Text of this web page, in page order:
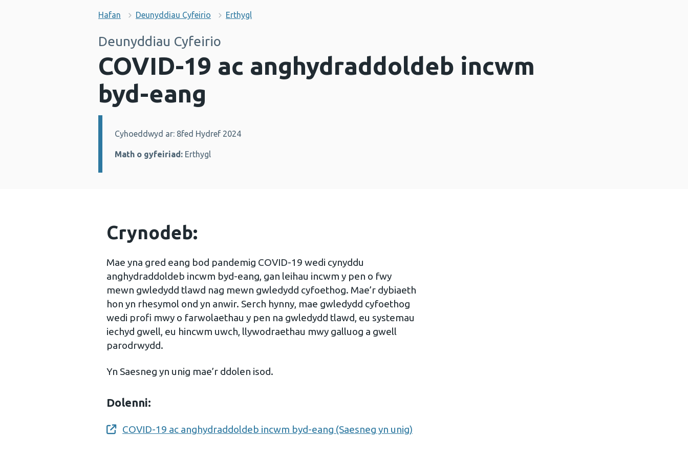
Hafan Deunyddiau Cyfeirio Erthygl
Deunyddiau Cyfeirio
COVID-19 ac anghydraddoldeb incwm
byd-eang
Manylion:
Cyhoeddwyd ar: 8fed Hydref 2024
Math o gyfeiriad: Erthygl
Crynodeb:
Mae yna gred eang bod pandemig COVID-19 wedi cynyddu
anghydraddoldeb incwm byd-eang, gan leihau incwm y pen o fwy
mewn gwledydd tlawd nag mewn gwledydd cyfoethog. Mae’r dybiaeth
hon yn rhesymol ond yn anwir. Serch hynny, mae gwledydd cyfoethog
wedi profi mwy o farwolaethau y pen na gwledydd tlawd, eu systemau
iechyd gwell, eu hincwm uwch, llywodraethau mwy galluog a gwell
parodrwydd.
Yn Saesneg yn unig mae’r ddolen isod.
Dolenni:
Opens a new window
COVID-19 ac anghydraddoldeb incwm byd-eang (Saesneg yn unig)